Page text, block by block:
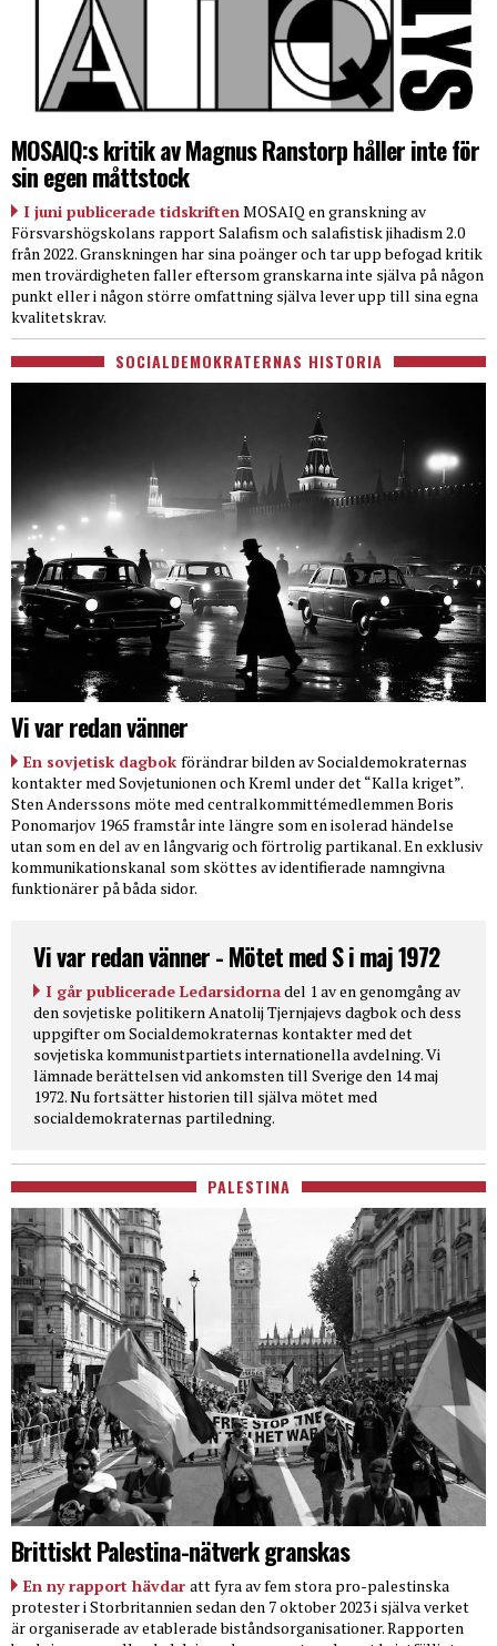
MOSAIQ:s kritik av Magnus Ranstorp håller inte för
sin egen måttstock
I juni publicerade tidskriftenMOSAIQ en granskning av
Försvarshögskolans rapport Salafism och salafistisk jihadism 2.0
från 2022. Granskningen har sina poänger och tar upp befogad kritik
men trovärdigheten faller eftersom granskarna inte själva på någon
punkt eller i någon större omfattning själva lever upp till sina egna
kvalitetskrav.
SOCIALDEMOKRATERNAS HISTORIA
Vi var redan vänner
En sovjetisk dagbok förändrar bilden av Socialdemokraternas
kontakter med Sovjetunionen och Kreml under det “Kalla kriget”.
Sten Anderssons möte med centralkommittémedlemmen Boris
Ponomarjov 1965 framstår inte längre som en isolerad händelse
utan som en del av en långvarig och förtrolig partikanal. En exklusiv
kommunikationskanal som sköttes av identifierade namngivna
funktionärer på båda sidor.
Vi var redan vänner - Mötet med S i maj 1972
I går publicerade Ledarsidornadel 1 av en genomgång av
den sovjetiske politikern Anatolij Tjernjajevs dagbok och dess
uppgifter om Socialdemokraternas kontakter med det
sovjetiska kommunistpartiets internationella avdelning. Vi
lämnade berättelsen vid ankomsten till Sverige den 14 maj
1972. Nu fortsätter historien till själva mötet med
socialdemokraternas partiledning.
PALESTINA
Brittiskt Palestina-nätverk granskas
En ny rapport hävdar att fyra av fem stora pro-palestinska
protester i Storbritannien sedan den 7 oktober 2023 i själva verket
är organiserade av etablerade biståndsorganisationer. Rapporten